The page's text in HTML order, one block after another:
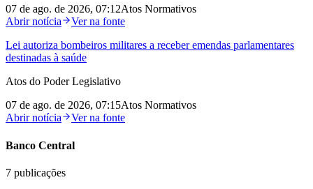
07 de ago. de 2026, 07:12Atos Normativos
Abrir notícia
Ver na fonte
Lei autoriza bombeiros militares a receber emendas parlamentares
destinadas à saúde
Atos do Poder Legislativo
07 de ago. de 2026, 07:15Atos Normativos
Abrir notícia
Ver na fonte
Banco Central
7 publicações